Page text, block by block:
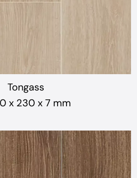
Tongass
x 230 x 7 mm
ROCK4O